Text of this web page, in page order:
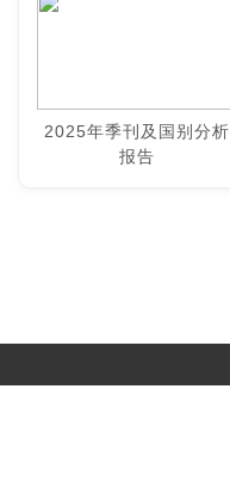
2025年季刊及国别分析
报告